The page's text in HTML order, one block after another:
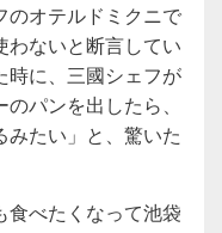
のオテルドミクニで
わないと断言してい
時に、三國シェフが
パンを出したら、
たい」と、驚いた
食べたくなって池袋